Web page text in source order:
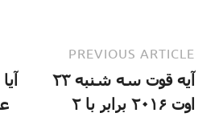
PREVIOUS ARTICLE
آیه قوت سه شنبه ۲۳
اوت ۲۰۱۶ برابر با ۲